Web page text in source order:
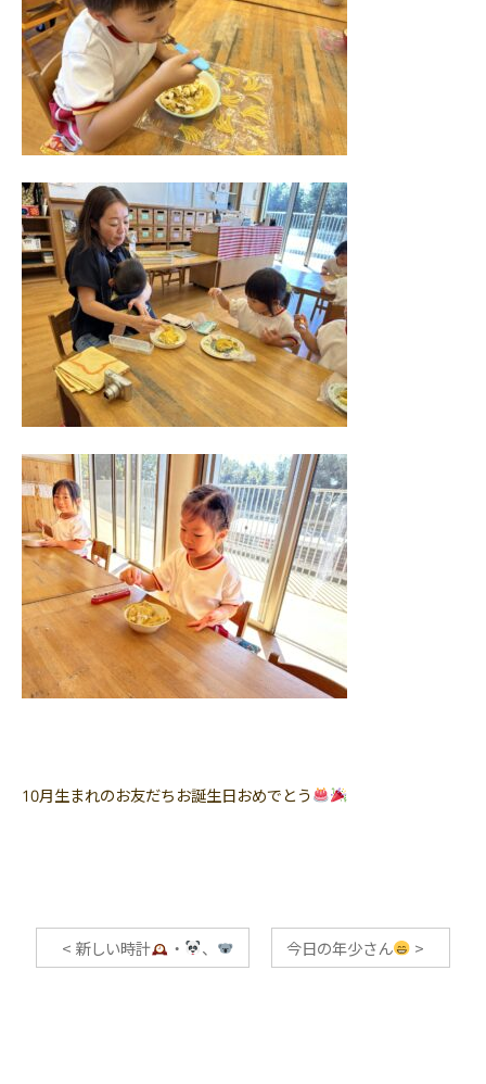
10月生まれのお友だちお誕生日おめでとう
< 新しい時計 ・ 、 今日の年少さん >